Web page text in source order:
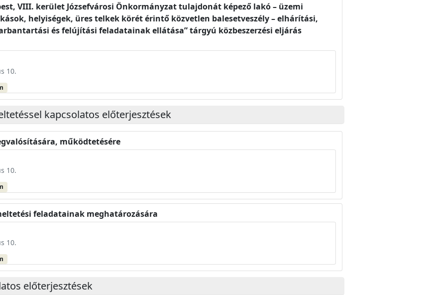
VIII. kerület Józsefvárosi Önkormányzat tulajdonát képező lakó – üzemi
helyiségek, üres telkek körét érintő közvetlen balesetveszély – elhárítási,
és felújítási feladatainak ellátása” tárgyú közbeszerzési eljárás
10.
kapcsolatos előterjesztések
működtetésére
10.
feladatainak meghatározására
10.
előterjesztések